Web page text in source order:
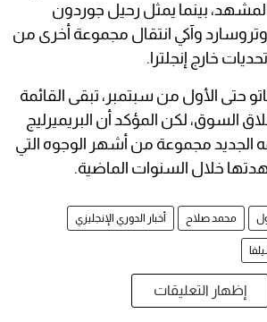
بينما يمثل رحيل جوردون
وتروسارد وآكي انتقال مجموعة أخرى من
خارج إنجلترا.
حتى الأول من سبتمبر، تبقى القائمة
السوق، لكن المؤكد أن البريميرليج
مجموعة من أشهر الوجوه التي
خلال السنوات الماضية.
محمد صلاح أخبار الدوري الإنجليزي
إظهار التعليقات